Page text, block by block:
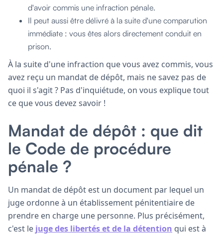
d'avoir commis une infraction pénale.
Il peut aussi être délivré à la suite d'une comparution
immédiate : vous êtes alors directement conduit en
prison.
À la suite d'une infraction que vous avez commis, vous
avez reçu un mandat de dépôt, mais ne savez pas de
quoi il s'agit ? Pas d'inquiétude, on vous explique tout
ce que vous devez savoir !
Mandat de dépôt : que dit
le Code de procédure
pénale ?
Un mandat de dépôt est un document par lequel un
juge ordonne à un établissement pénitentiaire de
prendre en charge une personne. Plus précisément,
c'est le juge des libertés et de la détention qui est à